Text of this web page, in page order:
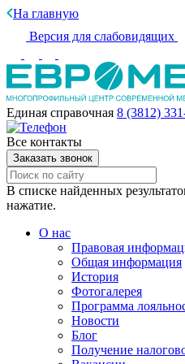
На главную
Версия для слабовидящих
Единая справочная 8 (3812)
Все контакты
Заказать звонок
В списке найденных
нажатие.
О нас
Правовая
Общая информация
История
Фотогалерея
Программа
Новости
Блог
Получение